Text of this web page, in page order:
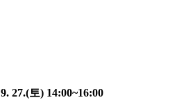
27.(토) 14:00~16:00